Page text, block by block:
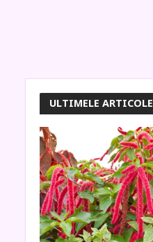
ULTIMELE ARTICOLE